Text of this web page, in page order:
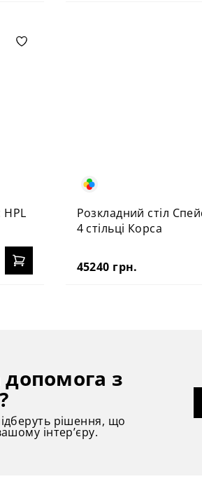
HPL
Розкладний стіл
4 стільці Корса
45240 грн.
допомога з
рішення, що
інтер’єру.